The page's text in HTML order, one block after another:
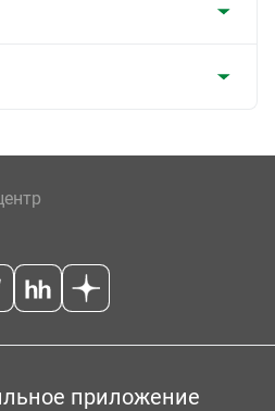
приложение